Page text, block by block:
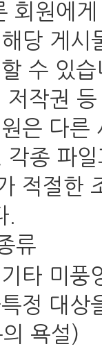
회원에
당 게시
수 있습
저작권
은 다
각종 파
적절한
류
타 미풍
정 대상
욕설)